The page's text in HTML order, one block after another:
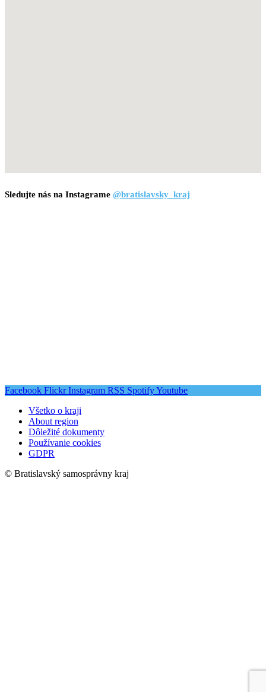
Sledujte nás na Instagrame @bratislavsky_kraj
Facebook Flickr Instagram RSS SpotifyYoutube
Všetko o kraji
About region
Dôležité dokumenty
Používanie cookies
GDPR
© Bratislavský samosprávny kraj